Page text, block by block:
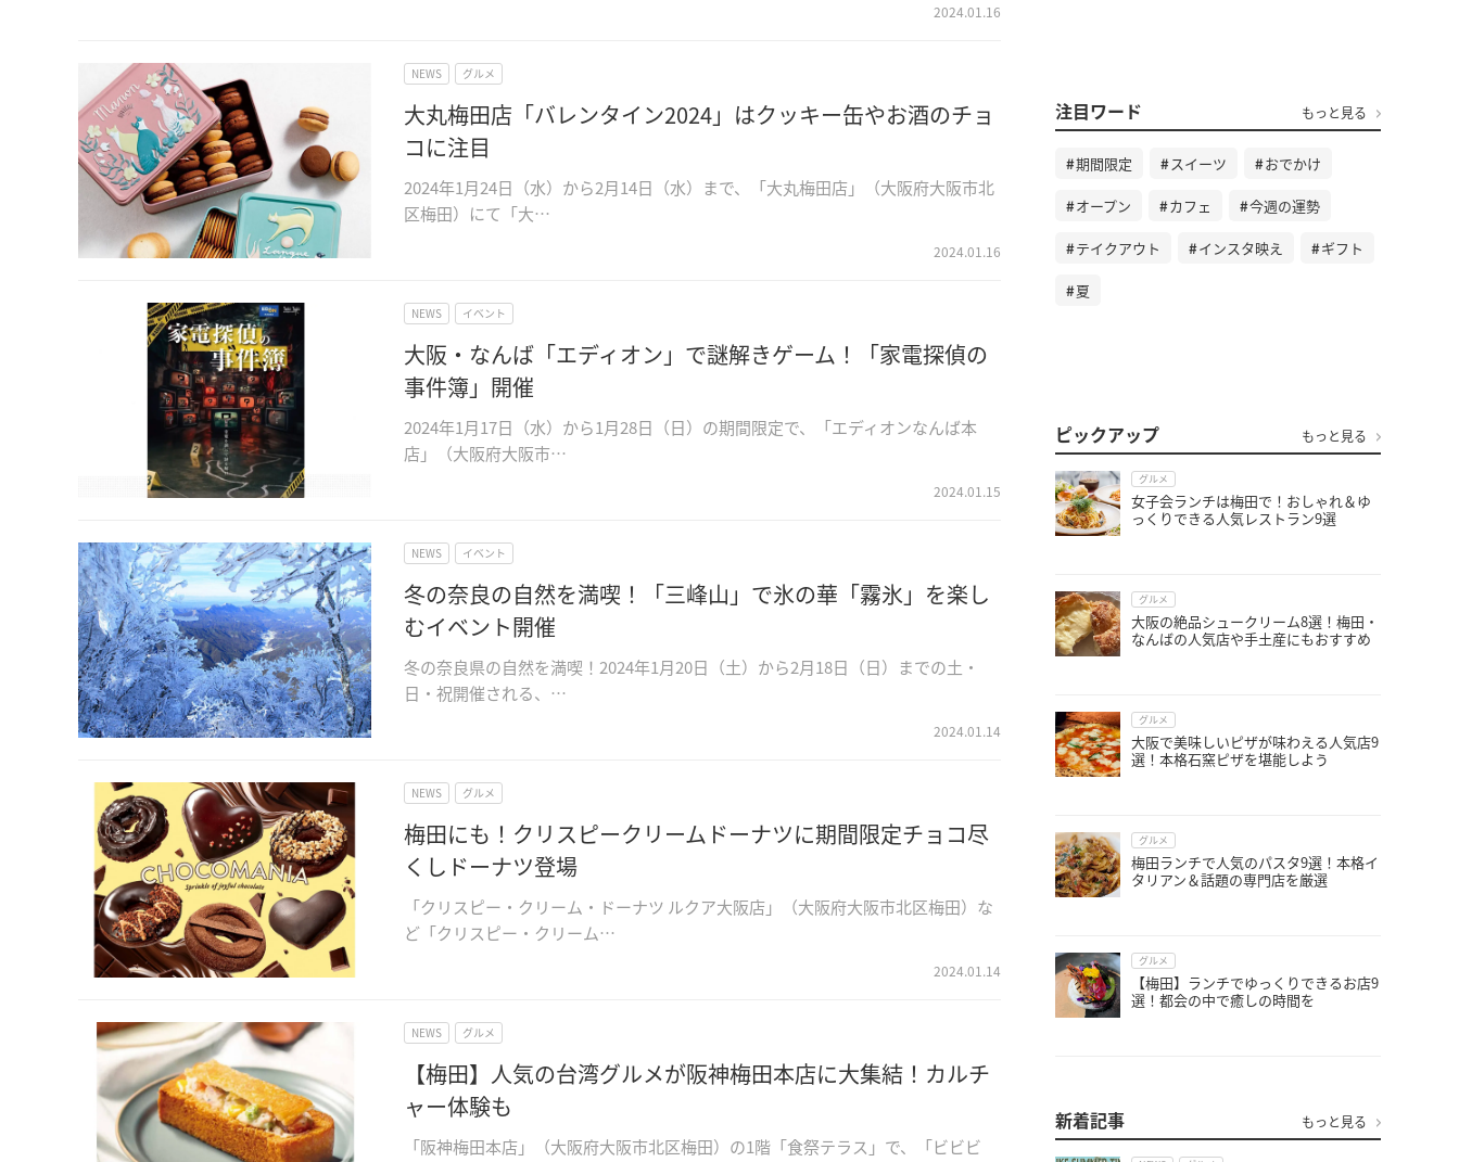
2024.01.16
NEWS グルメ
大丸梅田店「バレンタイン2024」はクッキー缶やお酒のチョ
コに注目
2024年1月24日（水）から2月14日（水）まで、「大丸梅田店」（大阪府大阪市北
区梅田）にて「大…
2024.01.16
NEWS イベント
大阪・なんば「エディオン」で謎解きゲーム！「家電探偵の
事件簿」開催
2024年1月17日（水）から1月28日（日）の期間限定で、「エディオンなんば本
店」（大阪府大阪市…
2024.01.15
NEWS イベント
冬の奈良の自然を満喫！「三峰山」で氷の華「霧氷」を楽し
むイベント開催
冬の奈良県の自然を満喫！2024年1月20日（土）から2月18日（日）までの土・
日・祝開催される、…
2024.01.14
NEWS グルメ
梅田にも！クリスピークリームドーナツに期間限定チョコ尽
くしドーナツ登場
「クリスピー・クリーム・ドーナツ ルクア大阪店」（大阪府大阪市北区梅田）な
ど「クリスピー・クリーム…
2024.01.14
NEWS グルメ
【梅田】人気の台湾グルメが阪神梅田本店に大集結！カルチ
ャー体験も
「阪神梅田本店」（大阪府大阪市北区梅田）の1階「食祭テラス」で、「ビビビ
注目ワード もっと見る
期間限定 スイーツ おでかけ
オープン カフェ 今週の運勢
テイクアウト インスタ映え ギフト
夏
ピックアップ もっと見る
グルメ
女子会ランチは梅田で！おしゃれ＆ゆ
っくりできる人気レストラン9選
グルメ
大阪の絶品シュークリーム8選！梅田・
なんばの人気店や手土産にもおすすめ
グルメ
大阪で美味しいピザが味わえる人気店9
選！本格石窯ピザを堪能しよう
グルメ
梅田ランチで人気のパスタ9選！本格イ
タリアン＆話題の専門店を厳選
グルメ
【梅田】ランチでゆっくりできるお店9
選！都会の中で癒しの時間を
新着記事 もっと見る